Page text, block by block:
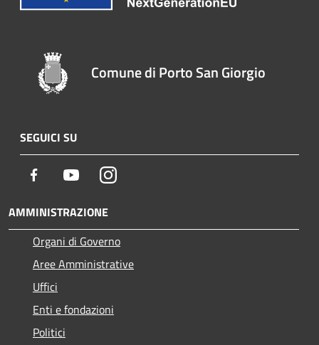
Comune di Porto San Giorgio
SEGUICI SU
Facebook YoutubeInstagram
AMMINISTRAZIONE
Organi di Governo
Aree Amministrative
Uffici
Enti e fondazioni
Politici